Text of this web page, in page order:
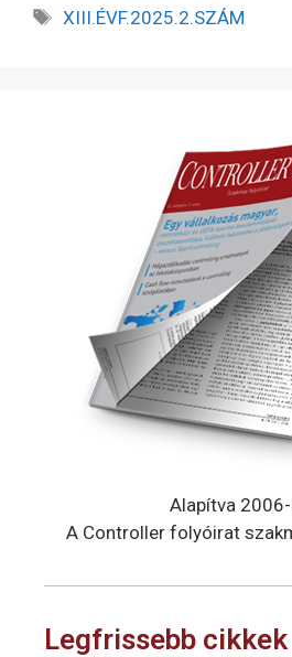
XIII.ÉVF.2025.2.SZÁM
Alapítva 2006-
A Controller folyóirat
Legfrissebb cikkek